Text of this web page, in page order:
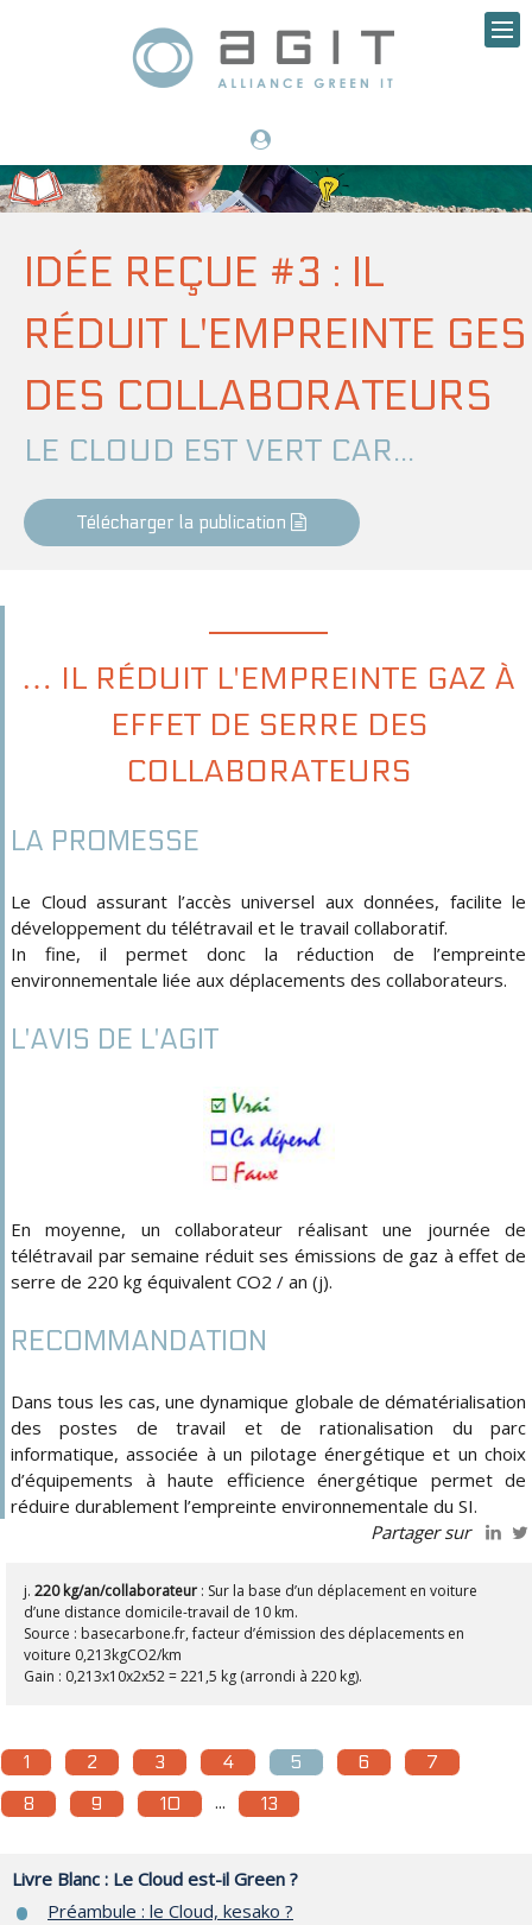
IDÉE REÇUE #3 : IL
RÉDUIT L'EMPREINTE GES
DES COLLABORATEURS
LE CLOUD EST VERT CAR...
Télécharger la publication
… IL RÉDUIT L'EMPREINTE GAZ À
EFFET DE SERRE DES
COLLABORATEURS
LA PROMESSE
Le Cloud assurant l’accès universel aux données, facilite le
développement du télétravail et le travail collaboratif.
In fine, il permet donc la réduction de l’empreinte
environnementale liée aux déplacements des collaborateurs.
L'AVIS DE L'AGIT
En moyenne, un collaborateur réalisant une journée de
télétravail par semaine réduit ses émissions de gaz à effet de
serre de 220 kg équivalent CO2 / an (j).
RECOMMANDATION
Dans tous les cas, une dynamique globale de dématérialisation
des postes de travail et de rationalisation du parc
informatique, associée à un pilotage énergétique et un choix
d’équipements à haute efficience énergétique permet de
réduire durablement l’empreinte environnementale du SI.
Partager sur
j. 220 kg/an/collaborateur : Sur la base d’un déplacement en voiture
d’une distance domicile-travail de 10 km.
Source : basecarbone.fr, facteur d’émission des déplacements en
voiture 0,213kgCO2/km
Gain : 0,213x10x2x52 = 221,5 kg (arrondi à 220 kg).
1 2 3 4 5 6
7
8
9 10 ... 13
Livre Blanc : Le Cloud est-il Green ?
Préambule : le Cloud, kesako ?